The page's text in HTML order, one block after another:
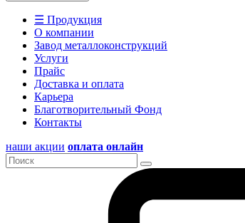
☰ Продукция
О компании
Завод металлоконструкций
Услуги
Прайс
Доставка и оплата
Карьера
Благотворительный Фонд
Контакты
наши акции оплата онлайн